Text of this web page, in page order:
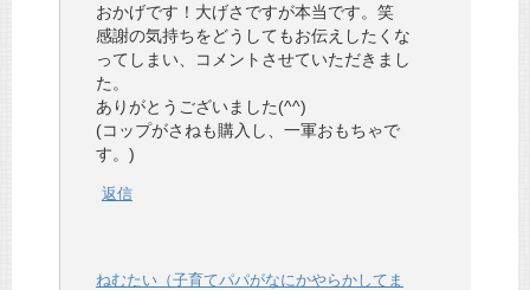
おかげです！大げさですが本当です。笑
感謝の気持ちをどうしてもお伝えしたくな
ってしまい、コメントさせていただきまし
た。
ありがとうございました(^^)
(コップがさねも購入し、一軍おもちゃで
す。)
返信
ねむたい（子育てパパがなにかやらかしてま